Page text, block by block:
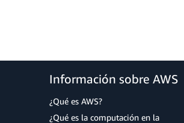
Información sobre AWS
¿Qué es AWS?
¿Qué es la computación en la